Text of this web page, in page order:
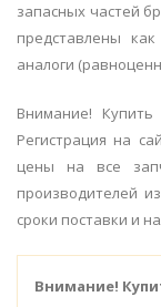
запасных частей
представлены
аналоги
Внимание!
Регистрация на
цены на все
производителей
сроки поставки и
Внимание!